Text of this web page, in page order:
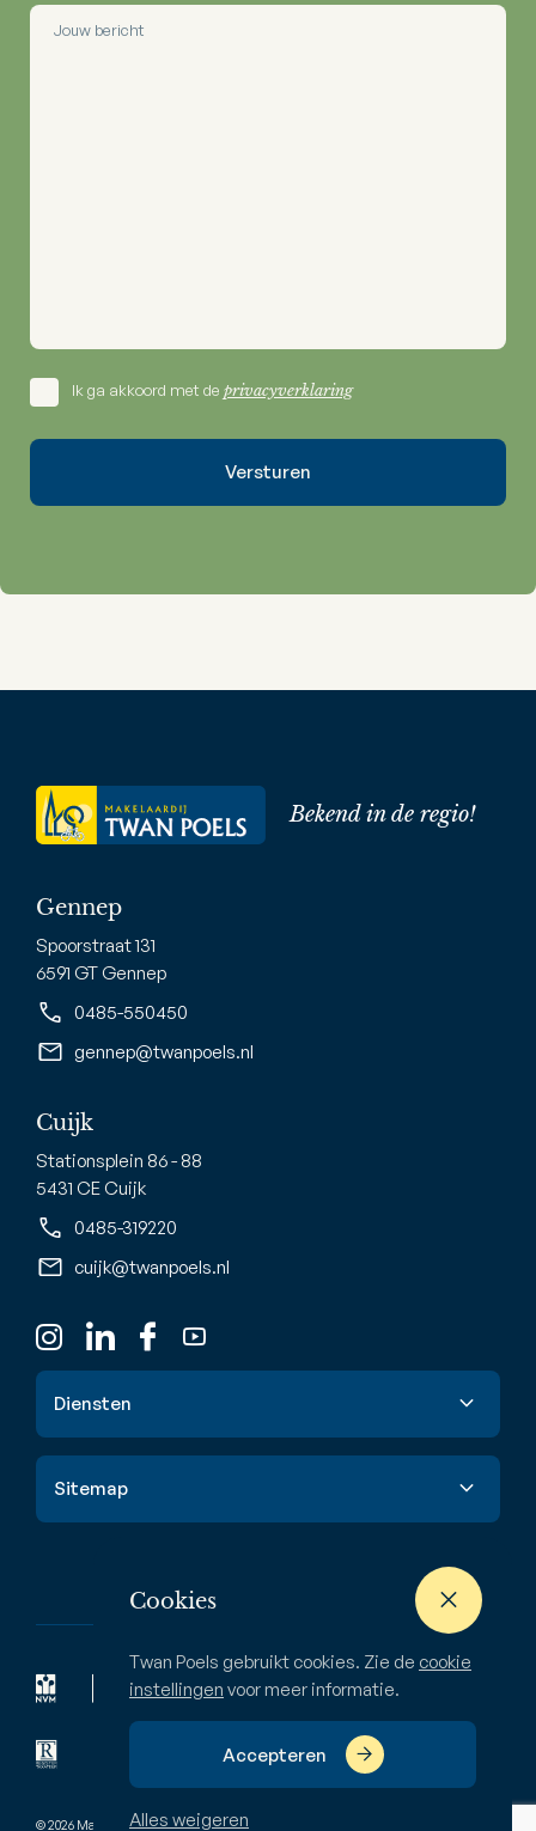
Ik ga akkoord met de privacyverklaring
Cookies
Twan Poels gebruikt cookies. Zie de cookie
instellingen voor meer informatie.
Accepteren
Alles weigeren
Bekend in de regio!
Gennep
Spoorstraat 131
6591 GT Gennep
0485-550450
gennep@twanpoels.nl
Cuijk
Stationsplein 86 - 88
5431 CE Cuijk
0485-319220
cuijk@twanpoels.nl
Diensten
Waardebepaling
Verhuur & huur
Zoekopdracht
Sitemap
Nieuwbouw
Bedrijven
Over ons
© 2026 Makelaardij Twan Poels Pivacyverklaring